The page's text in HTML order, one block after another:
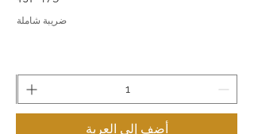
ضريبة شاملة
أضِف إلى العربة